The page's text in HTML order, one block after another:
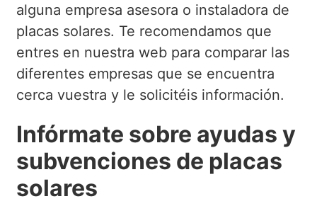
alguna empresa asesora o instaladora de
placas solares. Te recomendamos que
entres en nuestra web para comparar las
diferentes empresas que se encuentra
cerca vuestra y le solicitéis información.
Infórmate sobre ayudas y
subvenciones de placas
solares